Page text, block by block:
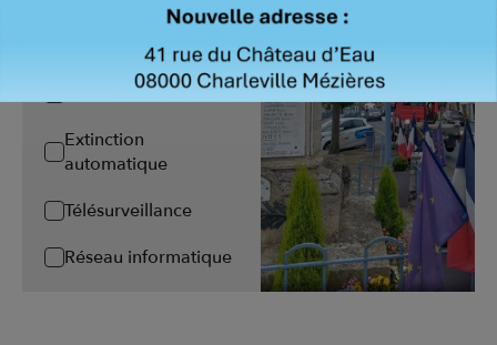
Contrôle d'accès
Détection incendie
Extinction
automatique
Télésurveillance
Réseau informatique